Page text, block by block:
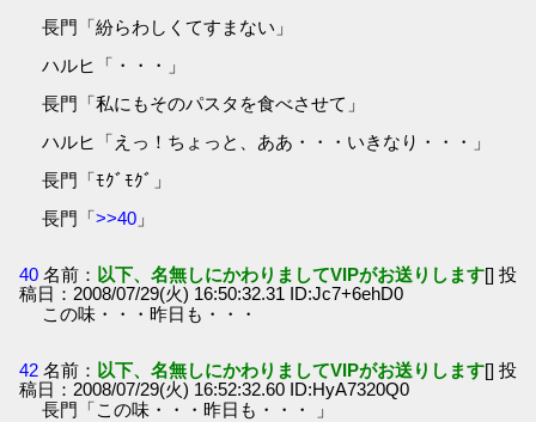
長門「紛らわしくてすまない」
ハルヒ「・・・」
長門「私にもそのパスタを食べさせて」
ハルヒ「えっ！ちょっと、ああ・・・いきなり・・・」
長門「ﾓｸﾞﾓｸﾞ」
長門「>>40 」
40 名前： 以下、名無しにかわりましてVIPがお送りします[] 投
稿日：2008/07/29(火) 16:50:32.31 ID:Jc7+6ehD0
この味・・・昨日も・・・
42 名前： 以下、名無しにかわりましてVIPがお送りします[] 投
稿日：2008/07/29(火) 16:52:32.60 ID:HyA7320Q0
長門「この味・・・昨日も・・・ 」